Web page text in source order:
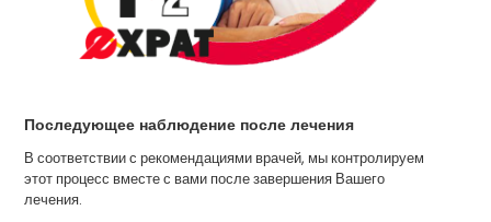
Последующее наблюдение после лечения
В соответствии с рекомендациями врачей, мы контролируем
этот процесс вместе с вами после завершения Вашего
лечения.